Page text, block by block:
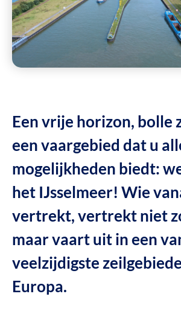
Een vrije horizon, bolle
een vaargebied dat u
mogelijkheden biedt:
het IJsselmeer! Wie
vertrekt, vertrekt niet
maar vaart uit in een
veelzijdigste
Europa.